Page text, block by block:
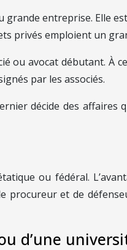
entreprise. Elle
privés emploient un
ou avocat débutant. À
par les associés.
décide des
ou fédéral.
et de
d’une